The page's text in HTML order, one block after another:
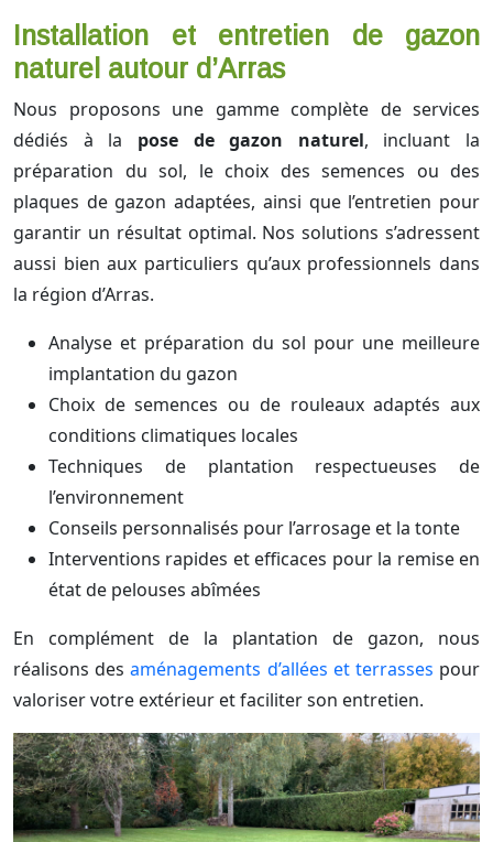
Installation et entretien de gazon
naturel autour d’Arras
Nous proposons une gamme complète de services
dédiés à la pose de gazon naturel, incluant la
préparation du sol, le choix des semences ou des
plaques de gazon adaptées, ainsi que l’entretien pour
garantir un résultat optimal. Nos solutions s’adressent
aussi bien aux particuliers qu’aux professionnels dans
la région d’Arras.
Analyse et préparation du sol pour une meilleure
implantation du gazon
Choix de semences ou de rouleaux adaptés aux
conditions climatiques locales
Techniques de plantation respectueuses de
l’environnement
Conseils personnalisés pour l’arrosage et la tonte
Interventions rapides et efficaces pour la remise en
état de pelouses abîmées
En complément de la plantation de gazon, nous
réalisons desaménagements d’allées et terrasses pour
valoriser votre extérieur et faciliter son entretien.